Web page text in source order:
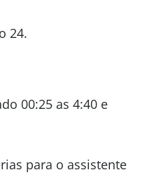
24.
00:25 as 4:40 e
para o assistente